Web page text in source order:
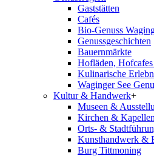
Gaststätten
Cafés
Bio-Genuss
Genussgeschichten
Bauernmärkte
Hofläden,
Kulinarische
Waginger See
Kultur & Handwerk+
Museen &
Kirchen & Kapellen
Orts- &
Kunsthandwerk &
Burg Tittmoning